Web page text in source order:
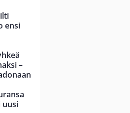
ensi
–
uusi